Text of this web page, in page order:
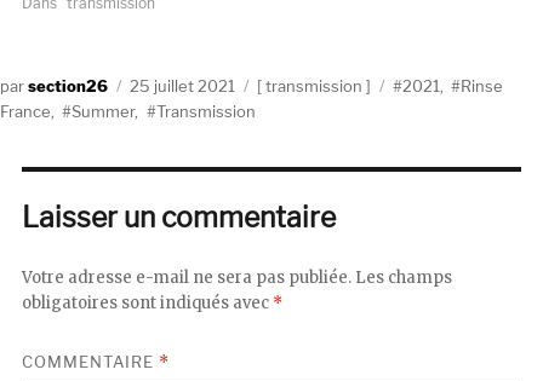
Auteursection26
Publié
le
25 juillet 2021 Catégories
transmission Étiquettes
2021
Rinse
France
Summer, Transmission
Laisser un commentaire
Votre adresse e-mail ne sera pas publiée. Les champs
obligatoires sont indiqués avec *
COMMENTAIRE *